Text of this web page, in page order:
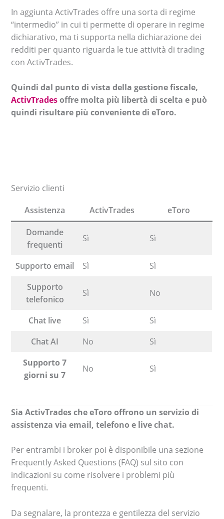
In aggiunta ActivTrades offre una sorta di regime
“intermedio” in cui ti permette di operare in regime
dichiarativo, ma ti supporta nella dichiarazione dei
redditi per quanto riguarda le tue attività di trading
con ActivTrades.
Quindi dal punto di vista della gestione fiscale,
ActivTradesoffre molta più libertà di scelta e può
quindi risultare più conveniente di eToro.
Servizio clienti
Assistenza
ActivTrades
eToro
Domande
frequenti
Sì Sì
Supporto email Sì
Sì
Supporto
telefonico
Sì No
Chat live Sì
Sì
Chat AI
No
Sì
Supporto 7
giorni su 7
No Sì
Sia ActivTrades che eToro offrono un servizio di
assistenza via email, telefono e live chat.
Per entrambi i broker poi è disponibile una sezione
Frequently Asked Questions (FAQ) sul sito con
indicazioni su come risolvere i problemi più
frequenti.
Da segnalare, la prontezza e gentilezza del servizio